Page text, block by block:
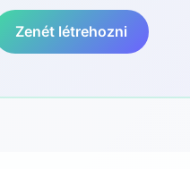
Zenét létrehozni